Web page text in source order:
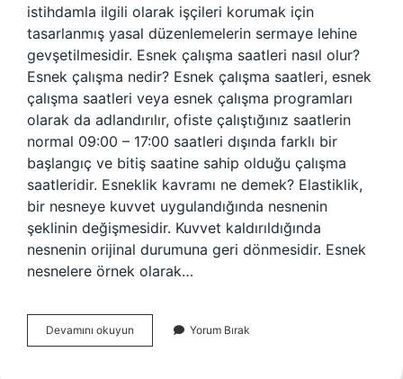
istihdamla ilgili olarak işçileri korumak için
tasarlanmış yasal düzenlemelerin sermaye lehine
gevşetilmesidir. Esnek çalışma saatleri nasıl olur?
Esnek çalışma nedir? Esnek çalışma saatleri, esnek
çalışma saatleri veya esnek çalışma programları
olarak da adlandırılır, ofiste çalıştığınız saatlerin
normal 09:00 – 17:00 saatleri dışında farklı bir
başlangıç ​​ve bitiş saatine sahip olduğu çalışma
saatleridir. Esneklik kavramı ne demek? Elastiklik,
bir nesneye kuvvet uygulandığında nesnenin
şeklinin değişmesidir. Kuvvet kaldırıldığında
nesnenin orijinal durumuna geri dönmesidir. Esnek
nesnelere örnek olarak…
Devamını okuyun
Sürelerinde
Yorum Bırak